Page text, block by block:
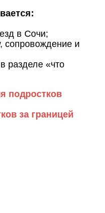
в Сочи;
сопровождение и
разделе «что
подростков
за границей